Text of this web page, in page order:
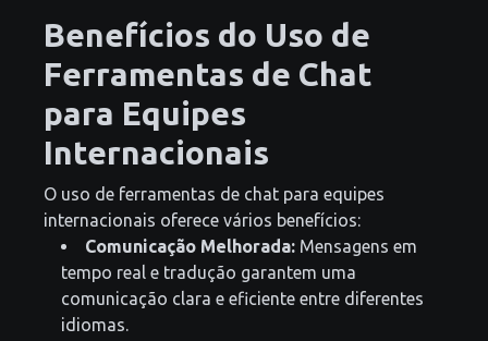
Benefícios do Uso de
Ferramentas de Chat
para Equipes
Internacionais
O uso de ferramentas de chat para equipes
internacionais oferece vários benefícios:
Comunicação Melhorada: Mensagens em
tempo real e tradução garantem uma
comunicação clara e eficiente entre diferentes
idiomas.